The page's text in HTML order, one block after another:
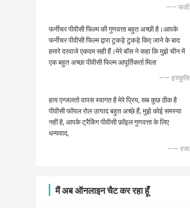
—— फडी
फर्नीचर पीवीसी फिल्म की गुणवत्ता बहुत अच्छी है।आपके
फर्नीचर पीवीसी फिल्म द्वारा टुकड़े टुकड़े किए जाने के बाद
हमारे दरवाजे एकदम सही हैं।मेरे बॉस ने कहा कि मुझे चीन में
एक बहुत अच्छा पीवीसी फिल्म आपूर्तिकर्ता मिला
—— इस्कुसि
हाय एन्जलतो वापस स्वागत है मेरे प्रिय, सब कुछ ठीक है
पीवीसी फॉयल रोल उत्पाद बहुत अच्छे हैं, मुझे कोई समस्या
नहीं है, आपके ट्रैकिंग पीवीसी फ़ॉइल गुणवत्ता के लिए
धन्यवाद,
—— रजा
मैं अब ऑनलाइन चैट कर रहा हूँ